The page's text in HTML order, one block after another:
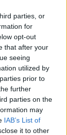
parties, or
for
opt-out
that after your
seeing
utilized by
prior to
further
parties on the
may
IAB’s List of
it to other
τη